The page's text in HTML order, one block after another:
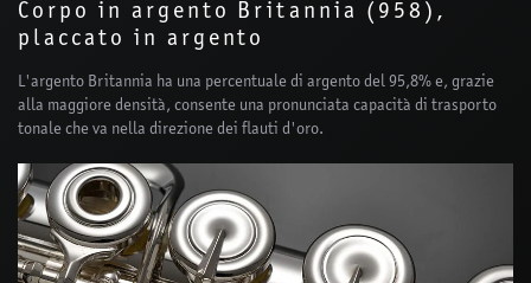
Corpo in argento Britannia (958),
placcato in argento
L'argento Britannia ha una percentuale di argento del 95,8% e, grazie
alla maggiore densità, consente una pronunciata capacità di trasporto
tonale che va nella direzione dei flauti d'oro.